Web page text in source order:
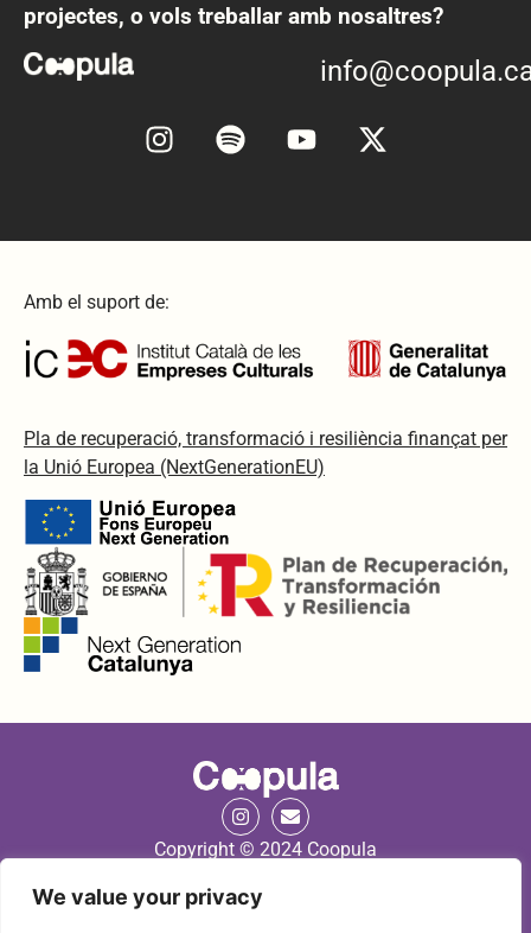
We value your privacy
projectes, o vols treballar amb nosaltres?
Amb el suport de:
Pla de recuperació, transformació i resiliència finançat per
la Unió Europea (NextGenerationEU)
Copyright © 2024 Coopula